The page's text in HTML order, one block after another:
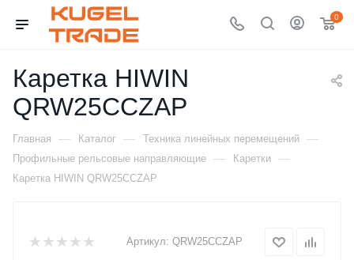
0
Каретка HIWIN
QRW25CCZAP
Главная — Каталог — Техника линейных перемещений —
Профильные рельсовые направляющие — Каретки —
Каретка HIWIN QRW25CCZAP
Артикул: QRW25CCZAP